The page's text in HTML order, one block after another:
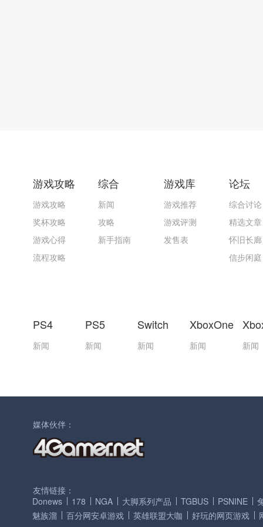
游戏攻略
游戏攻略
奖杯攻略
游戏心得
流程攻略
综合
新闻
攻略
新手指南
游戏库
游戏推荐
游戏评测
发售表
论坛
综合讨论
精选文章
怀旧长廊
信步闲庭
PS4
新闻
PS5
新闻
Switch
新闻
XboxOne
新闻 新闻
媒体伙伴：
友情链接：
Donews
178 NGA 大脚系列产品 TGBUS PSNINE
魅族溜
百分网安卓游戏 英雄联盟大咖 好玩的网页游戏